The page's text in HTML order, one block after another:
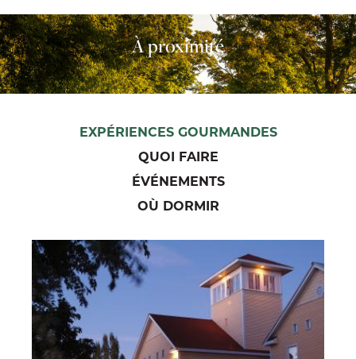
À proximité
EXPÉRIENCES GOURMANDES
QUOI FAIRE
ÉVÉNEMENTS
OÙ DORMIR